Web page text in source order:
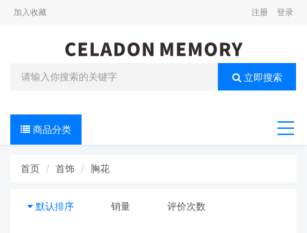
加入收藏 注册 登录
立即搜索
商品分类
首页 首饰 胸花
默认排序 销量 评价次数